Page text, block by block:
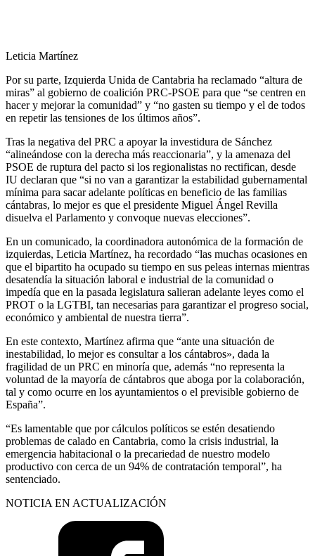
Leticia Martínez
Por su parte, Izquierda Unida de Cantabria ha reclamado “altura de
miras” al gobierno de coalición PRC-PSOE para que “se centren en
hacer y mejorar la comunidad” y “no gasten su tiempo y el de todos
en repetir las tensiones de los últimos años”.
Tras la negativa del PRC a apoyar la investidura de Sánchez
“alineándose con la derecha más reaccionaria”, y la amenaza del
PSOE de ruptura del pacto si los regionalistas no rectifican, desde
IU declaran que “si no van a garantizar la estabilidad gubernamental
mínima para sacar adelante políticas en beneficio de las familias
cántabras, lo mejor es que el presidente Miguel Ángel Revilla
disuelva el Parlamento y convoque nuevas elecciones”.
En un comunicado, la coordinadora autonómica de la formación de
izquierdas, Leticia Martínez, ha recordado “las muchas ocasiones en
que el bipartito ha ocupado su tiempo en sus peleas internas mientras
desatendía la situación laboral e industrial de la comunidad o
impedía que en la pasada legislatura salieran adelante leyes como el
PROT o la LGTBI, tan necesarias para garantizar el progreso social,
económico y ambiental de nuestra tierra”.
En este contexto, Martínez afirma que “ante una situación de
inestabilidad, lo mejor es consultar a los cántabros», dada la
fragilidad de un PRC en minoría que, además “no representa la
voluntad de la mayoría de cántabros que aboga por la colaboración,
tal y como ocurre en los ayuntamientos o el previsible gobierno de
España”.
“Es lamentable que por cálculos políticos se estén desatiendo
problemas de calado en Cantabria, como la crisis industrial, la
emergencia habitacional o la precariedad de nuestro modelo
productivo con cerca de un 94% de contratación temporal”, ha
sentenciado.
NOTICIA EN ACTUALIZACIÓN